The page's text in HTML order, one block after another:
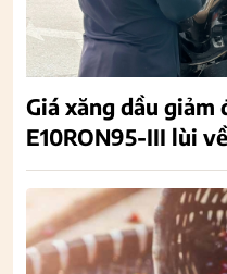
Giá xăng dầu giảm
E10RON95-III lùi